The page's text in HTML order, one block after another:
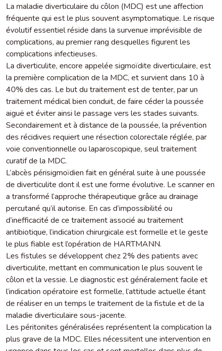
La maladie diverticulaire du côlon (MDC) est une affection
fréquente qui est le plus souvent asymptomatique. Le risque
évolutif essentiel réside dans la survenue imprévisible de
complications, au premier rang desquelles figurent les
complications infectieuses.
La diverticulite, encore appelée sigmoïdite diverticulaire, est
la première complication de la MDC, et survient dans 10 à
40% des cas. Le but du traitement est de tenter, par un
traitement médical bien conduit, de faire céder la poussée
aiguë et éviter ainsi le passage vers les stades suivants.
Secondairement et à distance de la poussée, la prévention
des récidives requiert une résection colorectale réglée, par
voie conventionnelle ou laparoscopique, seul traitement
curatif de la MDC.
L’abcès périsigmoïdien fait en général suite à une poussée
de diverticulite dont il est une forme évolutive. Le scanner en
a transformé l’approche thérapeutique grâce au drainage
percutané qu’il autorise. En cas d’impossibilité ou
d’inefficacité de ce traitement associé au traitement
antibiotique, l’indication chirurgicale est formelle et le geste
le plus fiable est l’opération de HARTMANN.
Les fistules se développent chez 2% des patients avec
diverticulite, mettant en communication le plus souvent le
côlon et la vessie. Le diagnostic est généralement facile et
l’indication opératoire est formelle, l’attitude actuelle étant
de réaliser en un temps le traitement de la fistule et de la
maladie diverticulaire sous-jacente.
Les péritonites généralisées représentent la complication la
plus grave de la MDC. Elles nécessitent une intervention en